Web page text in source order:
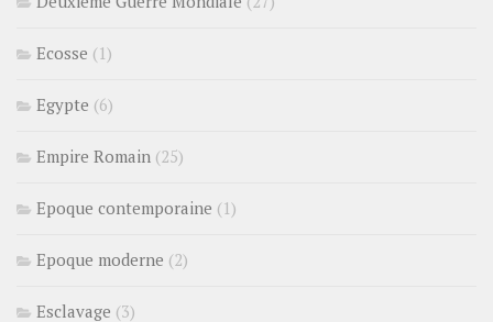
Ecosse (1)
Egypte (6)
Empire Romain (25)
Epoque contemporaine (1)
Epoque moderne (2)
Esclavage (3)